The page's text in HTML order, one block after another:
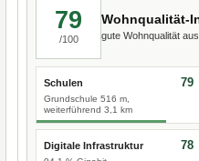
79
/100
Wohnqualität-
gute Wohnqualität
Schulen
Grundschule 516 m,
weiterführend 3,1 km
79
Digitale Infrastruktur 78